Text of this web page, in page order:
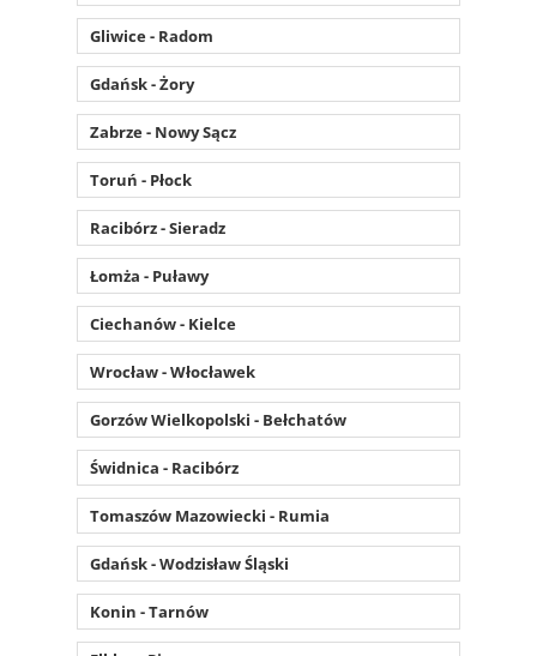
Gliwice - Radom
Gdańsk - Żory
Zabrze - Nowy Sącz
Toruń - Płock
Racibórz - Sieradz
Łomża - Puławy
Ciechanów - Kielce
Wrocław - Włocławek
Gorzów Wielkopolski - Bełchatów
Świdnica - Racibórz
Tomaszów Mazowiecki - Rumia
Gdańsk - Wodzisław Śląski
Konin - Tarnów